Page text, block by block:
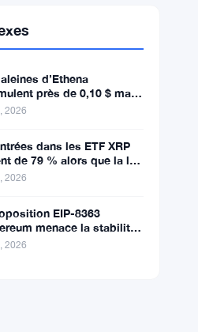
$75.9959 ▲ +1.89%
$1.0376
d’Ethena